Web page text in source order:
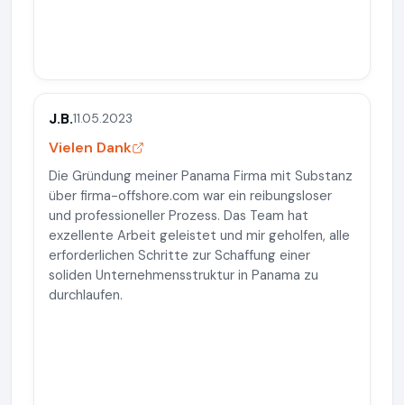
J.B.11.05.2023
Vielen Dank
Die Gründung meiner Panama Firma mit Substanz
über firma-offshore.com war ein reibungsloser
und professioneller Prozess. Das Team hat
exzellente Arbeit geleistet und mir geholfen, alle
erforderlichen Schritte zur Schaffung einer
soliden Unternehmensstruktur in Panama zu
durchlaufen.